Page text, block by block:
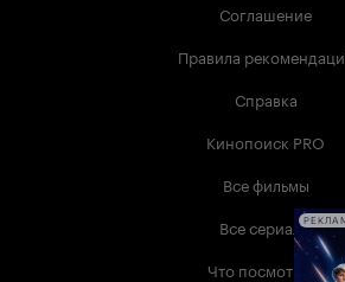
Соглашение
Правила
Справка
Кинопоиск PRO
Все фильмы
Все сериалы
Что посмотреть